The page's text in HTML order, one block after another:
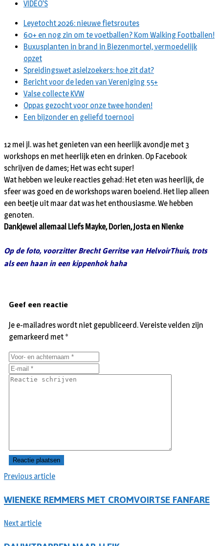
VIDEO’S
Leyetocht 2026: nieuwe fietsroutes
60+ en nog zin om te voetballen? Kom Walking Footballen!
Buxusplanten in brand in Biezenmortel, vermoedelijk
opzet
Spreidingswet asielzoekers: hoe zit dat?
Bericht voor de leden van Vereniging 55+
Valse collecte KVW
Oppas gezocht voor onze twee honden!
Een bijzonder en geliefd toernooi
12 mei jl. was het genieten van een heerlijk avondje met 3
workshops en met heerlijk eten en drinken. Op Facebook
schrijven de dames; Het was echt super!
Wat hebben we leuke reacties gehad: Het eten was heerlijk, de
sfeer was goed en de workshops waren boeiend. Het liep alleen
een beetje uit maar dat was het enthousiasme. We hebben
genoten.
Dankjewel allemaal Liefs Mayke, Dorien, Josta en Nienke
Op de foto, voorzitter Brecht Gerritse van HelvoirThuis, trots
als een haan in een kippenhok haha
Previous article
WIENEKE REMMERS MET CROMVOIRTSE FANFARE
Next article
Geef een reactie
Je e-mailadres wordt niet gepubliceerd.Vereiste velden zijn
gemarkeerd met *